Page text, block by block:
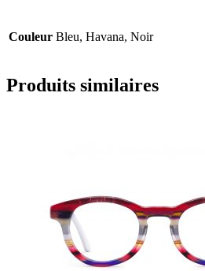
Couleur Bleu, Havana, Noir
Produits similaires